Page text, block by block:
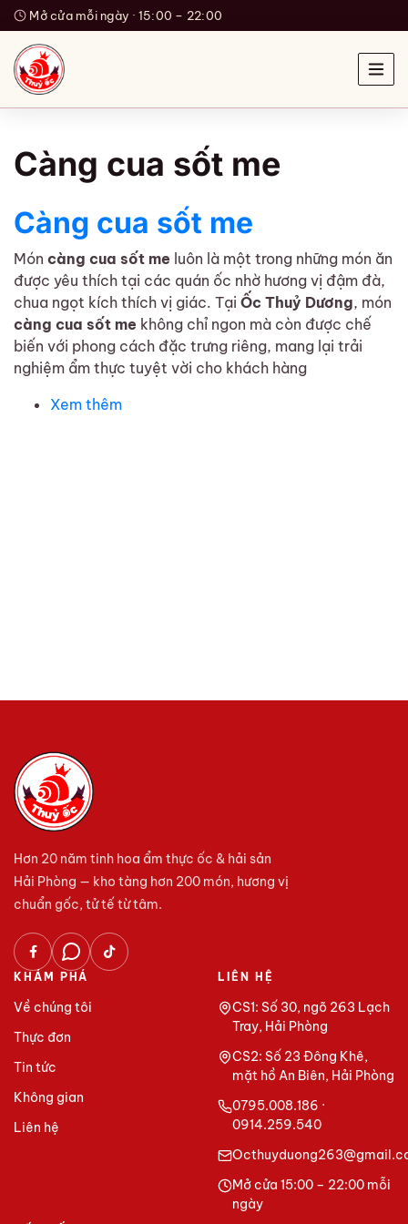
Mở cửa mỗi ngày · 15:00 – 22:00
Càng cua sốt me
Càng cua sốt me
Món càng cua sốt me luôn là một trong những món ăn
được yêu thích tại các quán ốc nhờ hương vị đậm đà,
chua ngọt kích thích vị giác. Tại Ốc Thuỷ Dương, món
càng cua sốt me không chỉ ngon mà còn được chế
biến với phong cách đặc trưng riêng, mang lại trải
nghiệm ẩm thực tuyệt vời cho khách hàng
Xem thêm
Hơn 20 năm tinh hoa ẩm thực ốc & hải sản
Hải Phòng — kho tàng hơn 200 món, hương vị
chuẩn gốc, tử tế từ tâm.
KHÁM PHÁ
Về chúng tôi
Thực đơn
Tin tức
Không gian
Liên hệ
LIÊN HỆ
CS1: Số 30, ngõ 263 Lạch
Tray, Hải Phòng
CS2: Số 23 Đông Khê,
mặt hồ An Biên, Hải Phòng
0795.008.186 ·
0914.259.540
Mở cửa 15:00 – 22:00 mỗi
ngày